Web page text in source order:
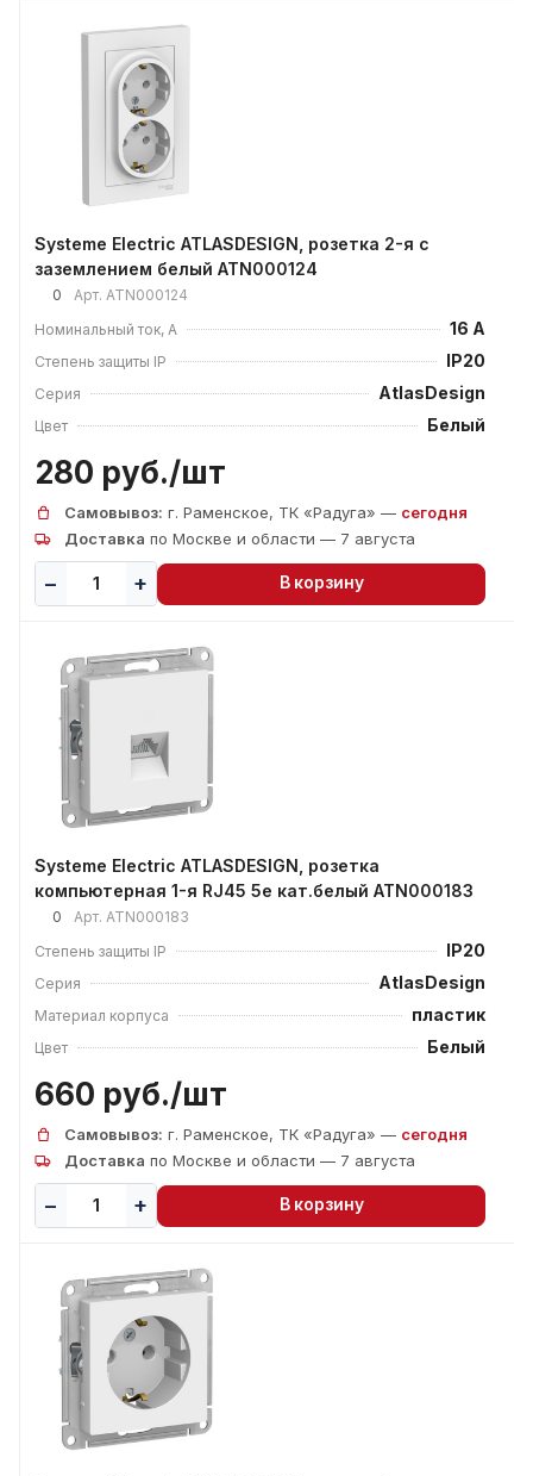
Systeme Electric ATLASDESIGN, розетка 2-я с
заземлением белый ATN000124
0 Арт. ATN000124
Номинальный ток, А
16 А
Степень защиты IP IP20
Серия AtlasDesign
Цвет Белый
280 руб./шт
Самовывоз: г. Раменское, ТК «Радуга» — сегодня
Доставка по Москве и области — 7 августа
В корзину
Systeme Electric ATLASDESIGN, розетка
компьютерная 1-я RJ45 5е кат.белый ATN000183
0 Арт. ATN000183
Степень защиты IP
IP20
Серия AtlasDesign
Материал корпуса пластик
Цвет Белый
660 руб./шт
Самовывоз: г. Раменское, ТК «Радуга» — сегодня
Доставка по Москве и области — 7 августа
В корзину